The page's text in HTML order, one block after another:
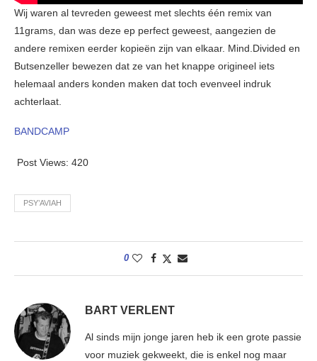
Wij waren al tevreden geweest met slechts één remix van
11grams, dan was deze ep perfect geweest, aangezien de
andere remixen eerder kopieën zijn van elkaar. Mind.Divided en
Butsenzeller bewezen dat ze van het knappe origineel iets
helemaal anders konden maken dat toch evenveel indruk
achterlaat.
BANDCAMP
Post Views: 420
PSY’AVIAH
0
BART VERLENT
Al sinds mijn jonge jaren heb ik een grote passie
voor muziek gekweekt, die is enkel nog maar